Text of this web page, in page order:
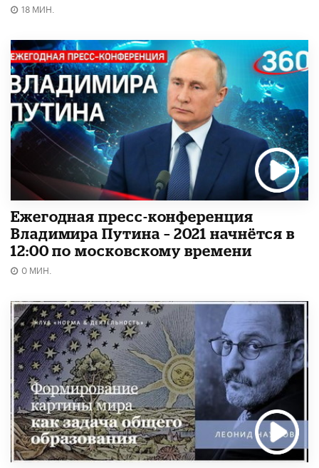
18 МИН.
Ежегодная пресс-конференция
Владимира Путина – 2021 начнётся в
12:00 по московскому времени
0 МИН.